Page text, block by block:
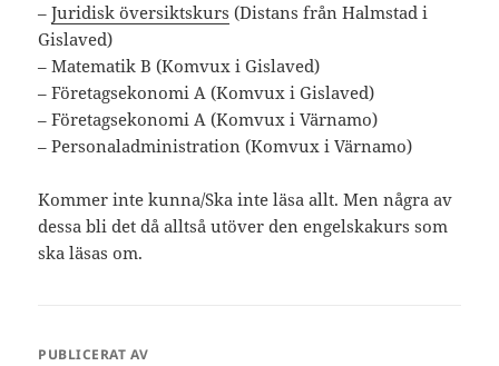
–Juridisk översiktskurs (Distans från Halmstad i
Gislaved)
– Matematik B (Komvux i Gislaved)
– Företagsekonomi A (Komvux i Gislaved)
– Företagsekonomi A (Komvux i Värnamo)
– Personaladministration (Komvux i Värnamo)
Kommer inte kunna/Ska inte läsa allt. Men några av
dessa bli det då alltså utöver den engelskakurs som
ska läsas om.
PUBLICERAT AV